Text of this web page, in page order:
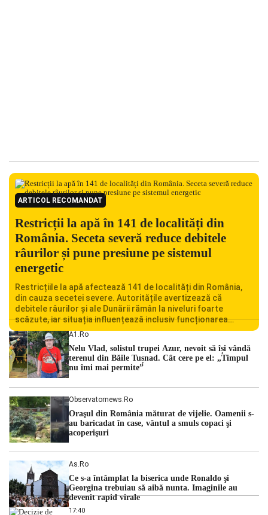
ARTICOL RECOMANDAT
Restricții la apă în 141 de localități din
România. Seceta severă reduce debitele
râurilor și pune presiune pe sistemul
energetic
Restricțiile la apă afectează 141 de localități din România,
din cauza secetei severe. Autoritățile avertizează că
debitele râurilor și ale Dunării rămân la niveluri foarte
scăzute, iar situația influențează inclusiv funcționarea
Centralei Nucleare de la Cernavodă. România se confruntă
cu una dintre cele mai dificile perioade din punct de vedere
hidrologic din ultimii ani. Lipsa […]
A1.ro
Nelu Vlad, solistul trupei Azur, nevoit să își vândă
terenul din Băile Tușnad. Cât cere pe el: „Timpul
nu îmi mai permite”
Observatornews.ro
Oraşul din România măturat de vijelie. Oamenii s-
au baricadat în case, vântul a smuls copaci şi
acoperişuri
As.ro
Ce s-a întâmplat la biserica unde Ronaldo şi
Georgina trebuiau să aibă nunta. Imaginile au
devenit rapid virale
17:40